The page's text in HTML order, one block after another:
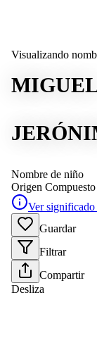
Visualizando
Nombre de niño
Origen Compuesto
Ver
Guardar
Filtrar
Compartir
Desliza